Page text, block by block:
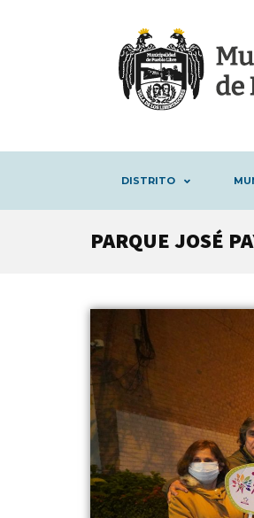
DISTRITO
PARQUE JOSÉ